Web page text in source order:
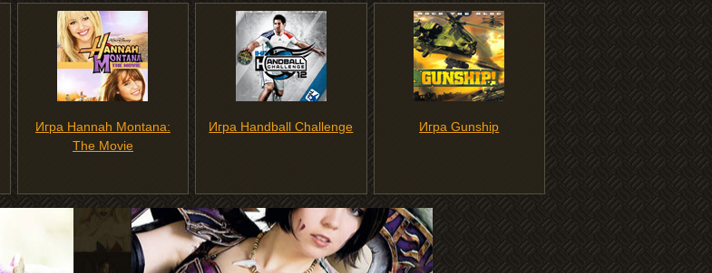
Игра Hannah Montana:
The Movie
Игра Handball Challenge Игра Gunship